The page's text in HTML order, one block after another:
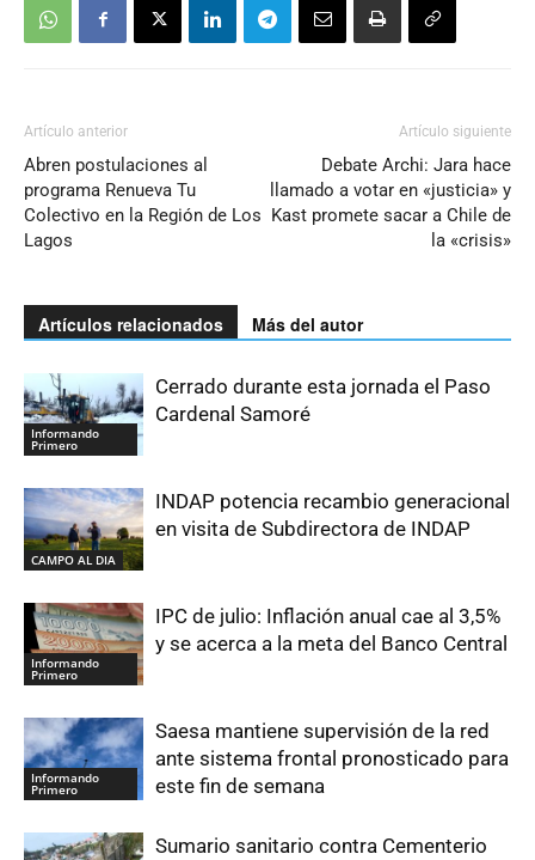
Artículo anterior
Abren postulaciones al
programa Renueva Tu
Colectivo en la Región de Los
Lagos
Artículo siguiente
Debate Archi: Jara hace
llamado a votar en «justicia» y
Kast promete sacar a Chile de
la «crisis»
Artículos relacionados Más del autor
Informando
Primero
Cerrado durante esta jornada el Paso
Cardenal Samoré
CAMPO AL DIA
INDAP potencia recambio generacional
en visita de Subdirectora de INDAP
Informando
Primero
IPC de julio: Inflación anual cae al 3,5%
y se acerca a la meta del Banco Central
Informando
Primero
Saesa mantiene supervisión de la red
ante sistema frontal pronosticado para
este fin de semana
Sumario sanitario contra Cementerio